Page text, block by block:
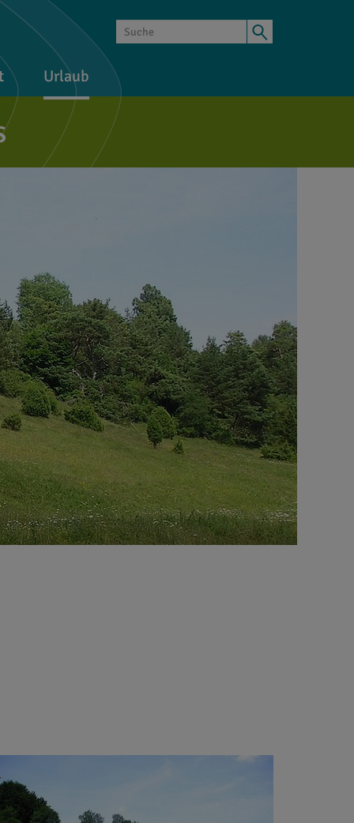
Urlaub